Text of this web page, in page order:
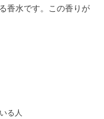
香水です。この香りが
る人